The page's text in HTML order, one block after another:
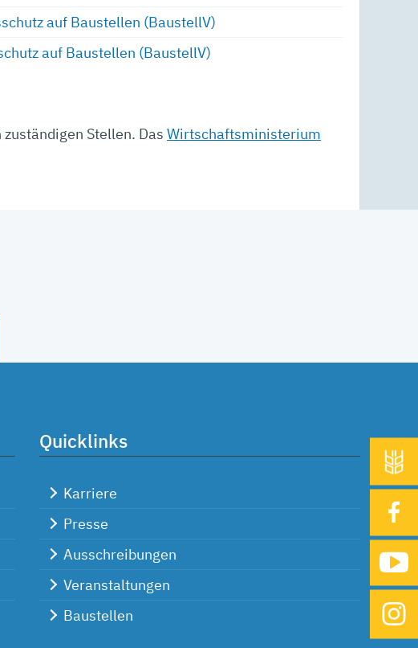
auf Baustellen (BaustellV)
auf Baustellen (BaustellV)
Stellen. Das Wirtschaftsministerium
Quicklinks
Karriere
Presse
Ausschreibungen
Veranstaltungen
Baustellen